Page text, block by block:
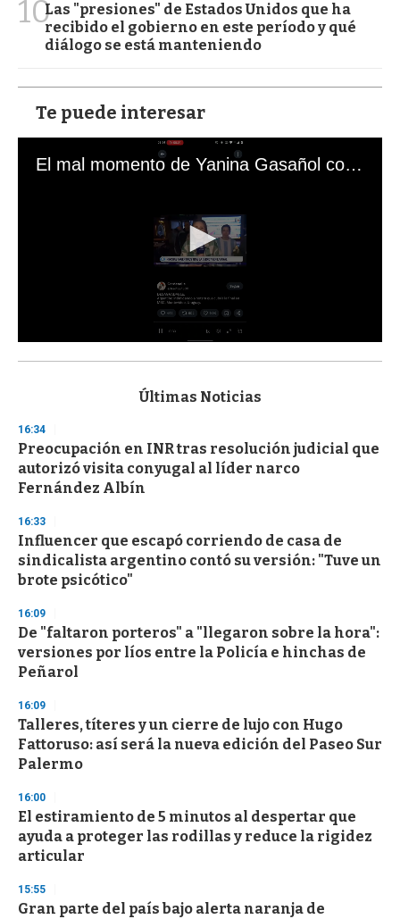
10Las "presiones" de Estados Unidos que ha
recibido el gobierno en este período y qué
diálogo se está manteniendo
Te puede interesar
El mal momento de Yanina Gasañol con un hincha argentino en "Subrayado"
s
d
s
o
f
3
s
e
c
o
n
Últimas Noticias
16:34
Preocupación en INR tras resolución judicial que
autorizó visita conyugal al líder narco
Fernández Albín
16:33
Influencer que escapó corriendo de casa de
sindicalista argentino contó su versión: "Tuve un
brote psicótico"
16:09
De "faltaron porteros" a "llegaron sobre la hora":
versiones por líos entre la Policía e hinchas de
Peñarol
16:09
Talleres, títeres y un cierre de lujo con Hugo
Fattoruso: así será la nueva edición del Paseo Sur
Palermo
16:00
El estiramiento de 5 minutos al despertar que
ayuda a proteger las rodillas y reduce la rigidez
articular
15:55
Gran parte del país bajo alerta naranja de